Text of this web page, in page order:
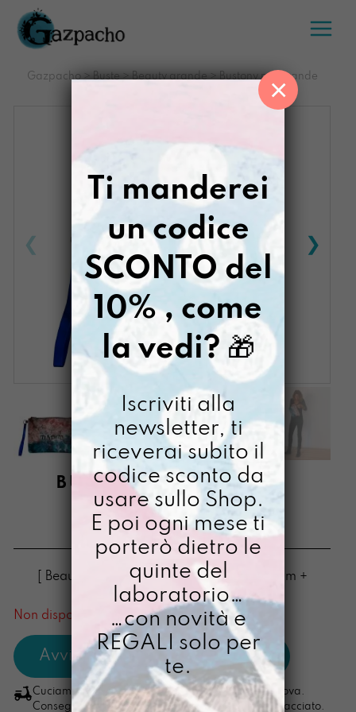
Salta
contenuto
Gazpacho> Buste > Beauty grande > Bustony ma grande
BUSTONY MA GRANDE
RESPIRO
€34,00
[ Beauty grande Beauty: 25,5 X 19,5 x 1,5cm +
soffietto ]
Non disponibile al momento
Cuciamo ogni ordine nel nostro laboratorio di Padova.
Consegna in 4/5 giorni lavorativi, pacco sempre tracciato.
Ti manderei
un codice
SCONTO del
10% , come
la vedi? 🎁
Iscriviti alla
newsletter, ti
riceverai subito il
codice sconto da
usare sullo Shop.
E poi ogni mese ti
porterò dietro le
quinte del
laboratorio…
…con novità e
REGALI solo per
te.
×